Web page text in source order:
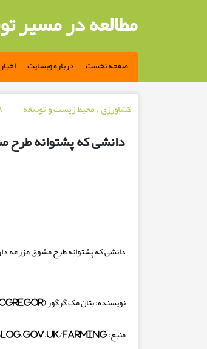
مطالعه در مسیر
صفحه نخست درباره وبسایت
کشاورزی ، محیط زیست و توسعه ۱۸
دانشی که پشتوانه طرح
دانشی که پشتوانه طرح مشوق مزرعه
نویسنده: بتان مک گرگور (Bethan McGregor)
منبع:farming